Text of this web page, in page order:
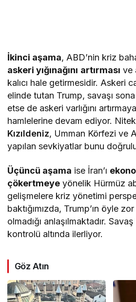
İkinci aşama, ABD’nin kriz
askeri yığınağını artırması ve
kalıcı hale getirmesidir. Askeri
elinde tutan Trump, savaşı
etse de askeri varlığını
hamlelerine devam ediyor.
Kızıldeniz, Umman Körfezi ve
yapılan sevkiyatlar bunu
Üçüncü aşama ise İran’ı
çökertmeye yönelik Hürmüz
gelişmelere kriz yönetimi
baktığımızda, Trump’ın öyle
olmadığı anlaşılmaktadır.
kontrolü altında ilerliyor.
Göz Atın